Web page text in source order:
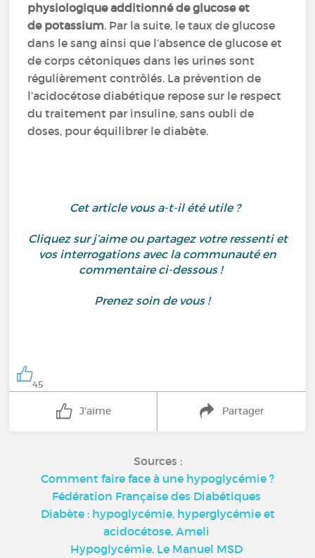
physiologique additionné de glucose et
de potassium. Par la suite, le taux de glucose
dans le sang ainsi que l’absence de glucose et
de corps cétoniques dans les urines sont
régulièrement contrôlés. La prévention de
l’acidocétose diabétique repose sur le respect
du traitement par insuline, sans oubli de
doses, pour équilibrer le diabète.
Cet article vous a-t-il été utile ?
Cliquez sur j’aime ou partagez votre ressenti et
vos interrogations avec la communauté en
commentaire ci-dessous !
Prenez soin de vous !
45
J'aime Partager
Sources :
Comment faire face à une hypoglycémie ?
Fédération Française des Diabétiques
Diabète : hypoglycémie, hyperglycémie et
acidocétose, Ameli
Hypoglycémie, Le Manuel MSD